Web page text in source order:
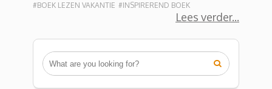
Lees verder
#BOEK LEZEN VAKANTIE #INSPIREREND BOEK
